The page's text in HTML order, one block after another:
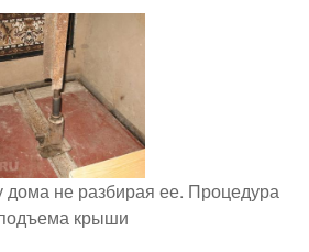
дома не разбирая ее. Процедура
крыши